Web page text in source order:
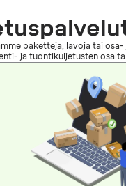
paketteja, lavoja tai
ja tuontikuljetusten